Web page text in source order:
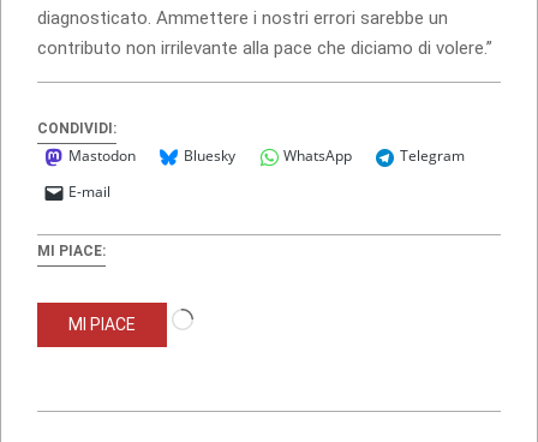
diagnosticato. Ammettere i nostri errori sarebbe un
contributo non irrilevante alla pace che diciamo di volere.”
CONDIVIDI:
Mastodon Bluesky WhatsApp
Telegram
E-mail
MI PIACE:
MI PIACE
Caricamento